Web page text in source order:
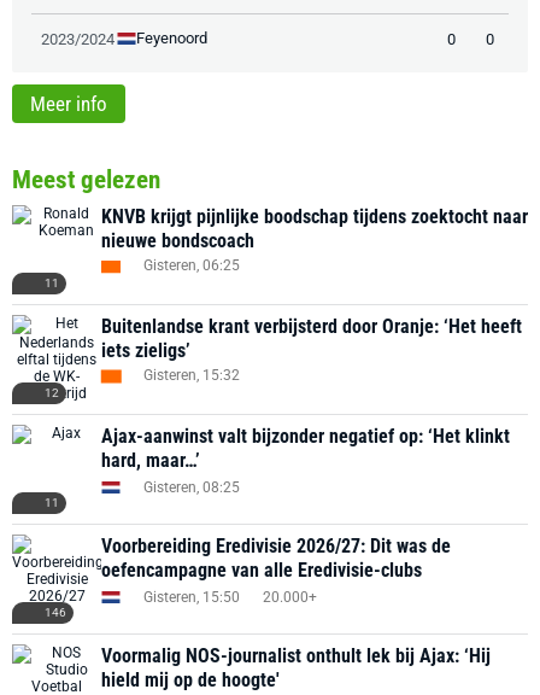
2023/2024 Feyenoord 0 0
Meer info
Meest gelezen
11
KNVB krijgt pijnlijke boodschap tijdens zoektocht naar
nieuwe bondscoach
Gisteren, 06:25
12
Buitenlandse krant verbijsterd door Oranje: ‘Het heeft
iets zieligs’
Gisteren, 15:32
11
Ajax-aanwinst valt bijzonder negatief op: ‘Het klinkt
hard, maar…’
Gisteren, 08:25
146
Voorbereiding Eredivisie 2026/27: Dit was de
oefencampagne van alle Eredivisie-clubs
Gisteren, 15:50 20.000+
Voormalig NOS-journalist onthult lek bij Ajax: ‘Hij
hield mij op de hoogte'